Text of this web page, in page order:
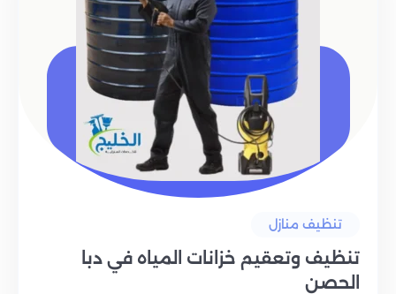
تنظيف منازل
تنظيف وتعقيم خزانات المياه في دبا
الحصن